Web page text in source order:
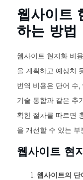
웹사이트
하는 방법
웹사이트 현지화 비
을 계획하고 예상치
번역 비용은 단어 수,
기술 통합과 같은 추
확한 절차를 따르면
을 개선할 수 있는
웹사이트 현
웹사이트의